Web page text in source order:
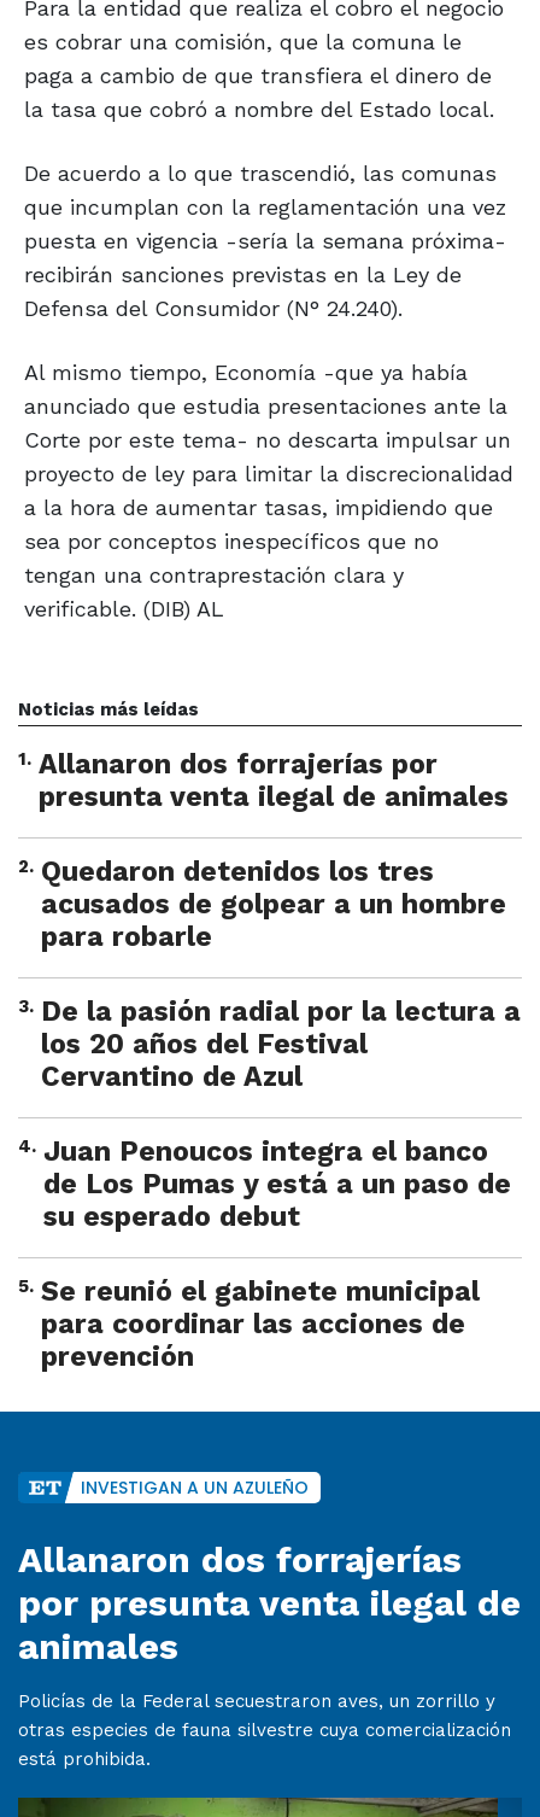
Para la entidad que realiza el cobro el negocio
es cobrar una comisión, que la comuna le
paga a cambio de que transfiera el dinero de
la tasa que cobró a nombre del Estado local.
De acuerdo a lo que trascendió, las comunas
que incumplan con la reglamentación una vez
puesta en vigencia -sería la semana próxima-
recibirán sanciones previstas en la Ley de
Defensa del Consumidor (N° 24.240).
Al mismo tiempo, Economía -que ya había
anunciado que estudia presentaciones ante la
Corte por este tema- no descarta impulsar un
proyecto de ley para limitar la discrecionalidad
a la hora de aumentar tasas, impidiendo que
sea por conceptos inespecíficos que no
tengan una contraprestación clara y
verificable. (DIB) AL
Noticias más leídas
1. Allanaron dos forrajerías por
presunta venta ilegal de animales
2. Quedaron detenidos los tres
acusados de golpear a un hombre
para robarle
3. De la pasión radial por la lectura a
los 20 años del Festival
Cervantino de Azul
4. Juan Penoucos integra el banco
de Los Pumas y está a un paso de
su esperado debut
5. Se reunió el gabinete municipal
para coordinar las acciones de
prevención
INVESTIGAN A UN AZULEÑO
Allanaron dos forrajerías
por presunta venta ilegal de
animales
Policías de la Federal secuestraron aves, un zorrillo y
otras especies de fauna silvestre cuya comercialización
está prohibida.